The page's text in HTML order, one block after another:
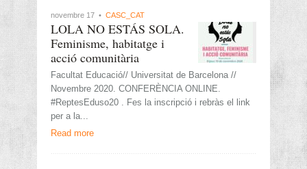
novembre 17 • CASC_CAT
LOLA NO ESTÁS SOLA.
Feminisme, habitatge i
acció comunitària
Facultat Educació// Universitat de Barcelona //
Novembre 2020. CONFERÈNCIA ONLINE.
#ReptesEduso20 . Fes la inscripció i rebràs el link
per a la...
Read more